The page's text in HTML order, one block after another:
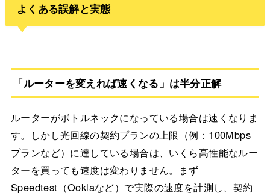
よくある誤解と実態
「ルーターを変えれば速くなる」は半分正解
ルーターがボトルネックになっている場合は速くなりま
す。しかし光回線の契約プランの上限（例：100Mbps
プランなど）に達している場合は、いくら高性能なルー
ターを買っても速度は変わりません。まず
Speedtest（Ooklaなど）で実際の速度を計測し、契約